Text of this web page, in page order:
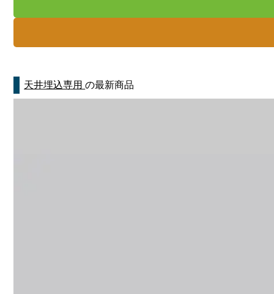
天井埋込専用の最新商品